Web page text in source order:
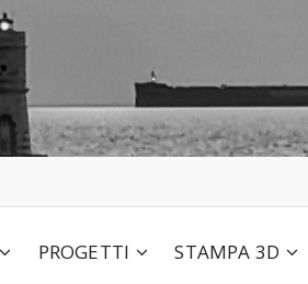
PROGETTI STAMPA 3D